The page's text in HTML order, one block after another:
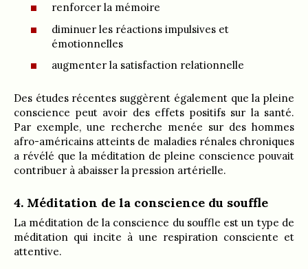
renforcer la mémoire
diminuer les réactions impulsives et
émotionnelles
augmenter la satisfaction relationnelle
Des études récentes suggèrent également que la pleine
conscience peut avoir des effets positifs sur la santé.
Par exemple, une recherche menée sur des hommes
afro-américains atteints de maladies rénales chroniques
a révélé que la méditation de pleine conscience pouvait
contribuer à abaisser la pression artérielle.
4. Méditation de la conscience du souffle
La méditation de la conscience du souffle est un type de
méditation qui incite à une respiration consciente et
attentive.